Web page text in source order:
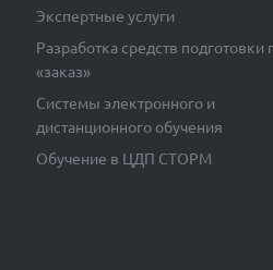
Экспертные услуги
Разработка средств подготовки
«заказ»
Системы электронного и
дистанционного обучения
Обучение в ЦДП СТОРМ